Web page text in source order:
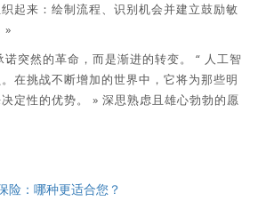
起来：绘制流程、识别机会并建立鼓励敏
»
突然的革命，而是渐进的转变。 “ 人工智
在挑战不断增加的世界中，它将为那些明
定性的优势。
» 深思熟虑且雄心勃勃的愿
险：哪种更适合您？